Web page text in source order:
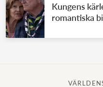
Kungens
romantiska